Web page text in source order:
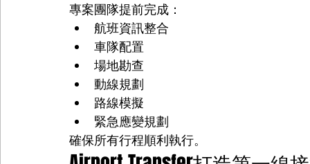
專案團隊提前完成：
航班資訊整合
車隊配置
場地勘查
動線規劃
路線模擬
緊急應變規劃
確保所有行程順利執行。